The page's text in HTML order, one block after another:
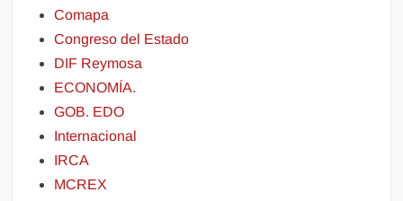
Comapa
Congreso del Estado
DIF Reymosa
ECONOMÍA.
GOB. EDO
Internacional
IRCA
MCREX